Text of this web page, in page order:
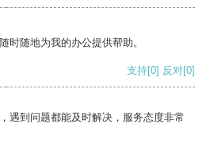
时随地为我的办公提供帮助。
支持[0] 反对[0]
遇到问题都能及时解决，服务态度非常